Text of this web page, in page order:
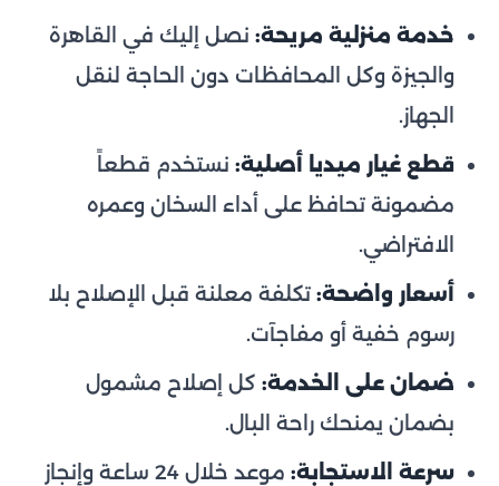
خدمة منزلية مريحة: نصل إليك في القاهرة
والجيزة وكل المحافظات دون الحاجة لنقل
الجهاز.
قطع غيار ميديا أصلية: نستخدم قطعاً
مضمونة تحافظ على أداء السخان وعمره
الافتراضي.
أسعار واضحة: تكلفة معلنة قبل الإصلاح بلا
رسوم خفية أو مفاجآت.
ضمان على الخدمة: كل إصلاح مشمول
بضمان يمنحك راحة البال.
سرعة الاستجابة:
موعد خلال 24 ساعة وإنجاز